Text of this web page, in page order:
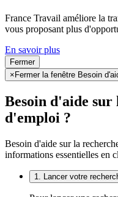
France Travail améliore la
vous proposant plus
En savoir plus
Fermer
× Fermer la fenêtre Besoin
Besoin d'aide
d'emploi ?
Besoin d'aide sur la
informations essentielles en
1. Lancer votre